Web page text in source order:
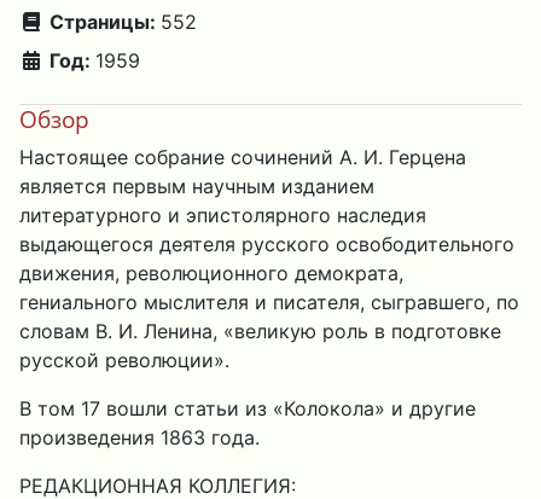
Страницы: 552
Год: 1959
Обзор
Настоящее собрание сочинений А. И. Герцена
является первым научным изданием
литературного и эпистолярного наследия
выдающегося деятеля русского освободительного
движения, революционного демократа,
гениального мыслителя и писателя, сыгравшего, по
словам В. И. Ленина, «великую роль в подготовке
русской революции».
В том 17 вошли статьи из «Колокола» и другие
произведения 1863 года.
РЕДАКЦИОННАЯ КОЛЛЕГИЯ: